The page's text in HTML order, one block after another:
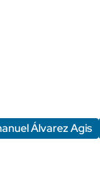
Álvarez Agis